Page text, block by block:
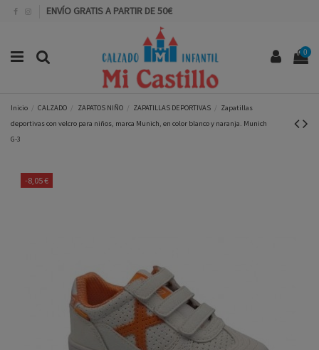
ENVÍO GRATIS A PARTIR DE 50€
0
Inicio CALZADO ZAPATOS NIÑO ZAPATILLAS DEPORTIVAS
Zapatillas
deportivas con velcro para niños, marca Munich, en color blanco y naranja. Munich
G-3
-8,05 €